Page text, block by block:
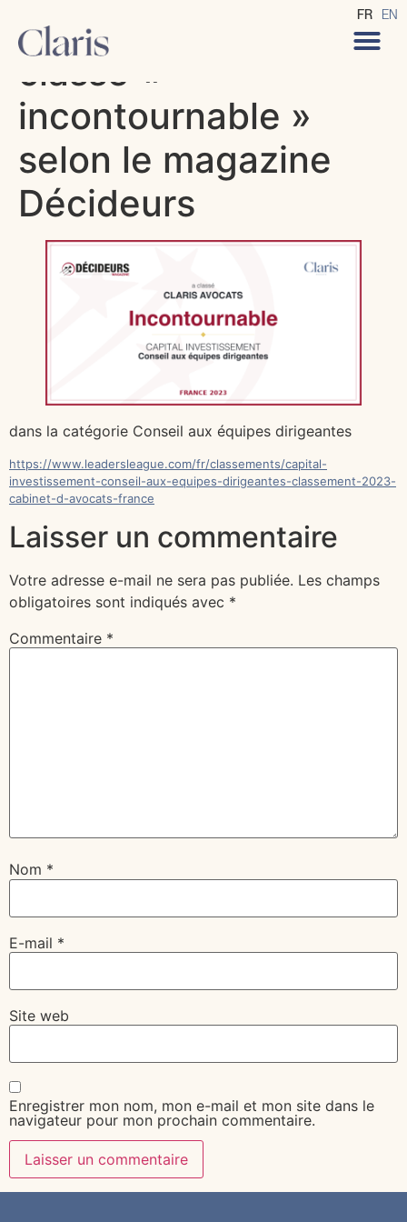
FR EN
CLARIS Avocats
classé «
incontournable »
selon le magazine
Décideurs
dans la catégorie Conseil aux équipes dirigeantes
https://www.leadersleague.com/fr/classements/capital-
investissement-conseil-aux-equipes-dirigeantes-classement-2023-
cabinet-d-avocats-france
Laisser un commentaire
Votre adresse e-mail ne sera pas publiée. Les champs
obligatoires sont indiqués avec *
Commentaire *
Nom *
E-mail *
Site web
Enregistrer mon nom, mon e-mail et mon site dans le
navigateur pour mon prochain commentaire.